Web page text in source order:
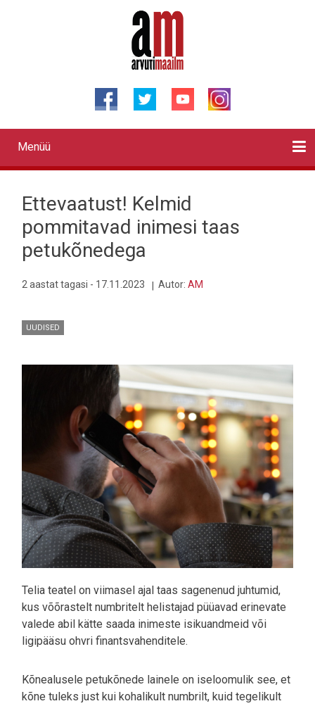
Primary
links
Menüü
Ettevaatust! Kelmid
pommitavad inimesi taas
petukõnedega
2 aastat tagasi - 17.11.2023 Autor: AM
UUDISED
Telia teatel on viimasel ajal taas sagenenud juhtumid,
kus võõrastelt numbritelt helistajad püüavad erinevate
valede abil kätte saada inimeste isikuandmeid või
ligipääsu ohvri finantsvahenditele.
Kõnealusele petukõnede lainele on iseloomulik see, et
kõne tuleks just kui kohalikult numbrilt, kuid tegelikult